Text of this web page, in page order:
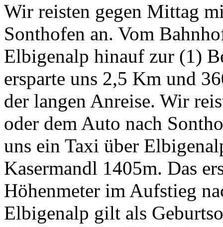
Wir reisten gegen Mittag
Sonthofen an. Vom
Elbigenalp hinauf zur (1)
ersparte uns 2,5 Km und
der langen Anreise. Wir
oder dem Auto nach
uns ein Taxi über
Kasermandl 1405m. Das
Höhenmeter im Aufstieg
Elbigenalp gilt als